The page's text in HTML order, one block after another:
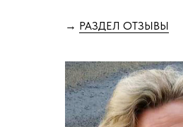
→ РАЗДЕЛ ОТЗЫВЫ